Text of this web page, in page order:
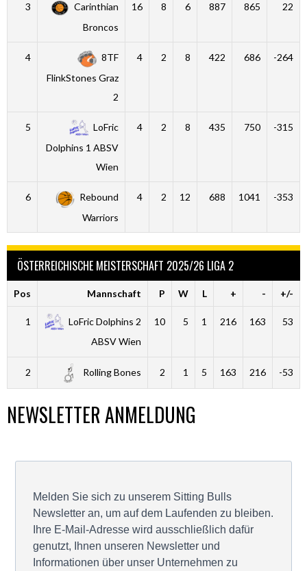
3
Carinthian
Broncos
16 8 6 887 865 22
4
8TF
FlinkStones Graz
2
4 2 8 422 686 -264
5
LoFric
Dolphins 1 ABSV
Wien
4 2 8 435 750 -315
6
Rebound
Warriors
4 2 12 688 1041 -353
ÖSTERREICHISCHE MEISTERSCHAFT 2025/26 LIGA 2
Pos Mannschaft P W L + - +/-
1
LoFric Dolphins 2
ABSV Wien
10 5 1 216 163 53
2 Rolling Bones 2 1 5 163 216 -53
NEWSLETTER ANMELDUNG
Melden Sie sich zu unserem Sitting Bulls
Newsletter an, um auf dem Laufenden zu bleiben.
Ihre E-Mail-Adresse wird ausschließlich dafür
genutzt, Ihnen unseren Newsletter und
Informationen über unser Unternehmen zu